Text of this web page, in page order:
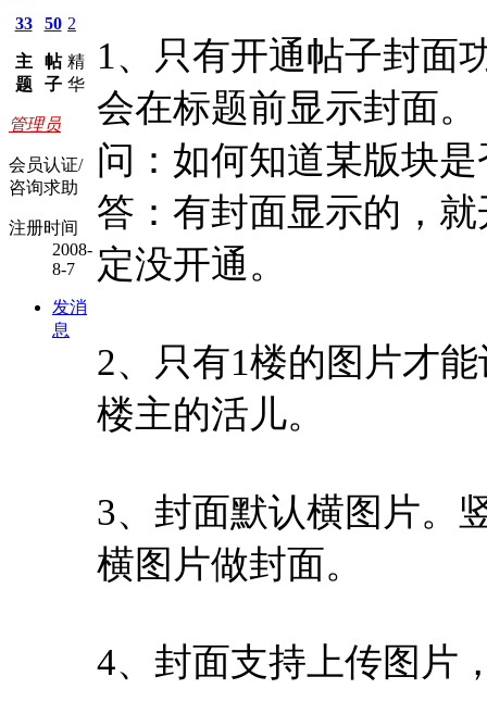
33
主
题
50
帖
子
2
精
华
管理员
会员认证/
咨询求助
注册时间
2008-
8-7
发消
息
1、只有开通帖子封面
会在标题前显示封面。
问：如何知道某版块
答：有封面显示的，
定没开通。
2、只有1楼的图片才
楼主的活儿。
3、封面默认横图片。
横图片做封面。
4、封面支持上传图片